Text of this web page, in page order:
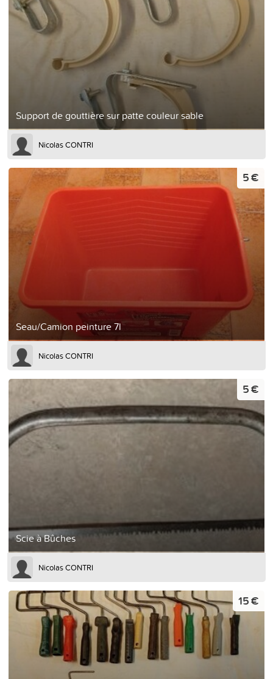
Support de gouttière sur patte couleur sable
Nicolas CONTRI
Seau/Camion peinture 7l
5 €
Nicolas CONTRI
Scie à Bûches
5 €
Nicolas CONTRI
15 €